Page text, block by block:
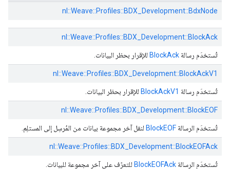
nl::Weave::Profiles::BDX_Development::BdxNode
nl::Weave::Profiles::BDX_Development::BlockAck
تُستخدَم رسالة BlockAck للإقرار بحظر البيانات.
nl::Weave::Profiles::BDX_Development::BlockAckV1
تُستخدَم رسالة BlockAckV1 للإقرار بحظر البيانات.
nl::Weave::Profiles::BDX_Development::BlockEOF
تُستخدَم الرسالة BlockEOF لنقل آخر مجموعة بيانات من المُرسِل إلى المستلِم.
nl::Weave::Profiles::BDX_Development::BlockEOFAck
تُستخدَم الرسالة BlockEOFAck للتعرّف على آخر مجموعة للبيانات.